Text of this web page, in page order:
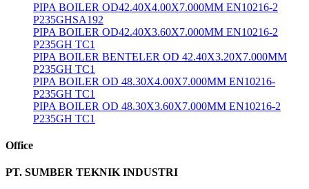
PIPA BOILER OD42.40X4.00X7.000MM EN10216-2
P235GHSA192
PIPA BOILER OD42.40X3.60X7.000MM EN10216-2
P235GH TC1
PIPA BOILER BENTELER OD 42.40X3.20X7.000MM
P235GH TC1
PIPA BOILER OD 48.30X4.00X7.000MM EN10216-
P235GH TC1
PIPA BOILER OD 48.30X3.60X7.000MM EN10216-2
P235GH TC1
Office
PT. SUMBER TEKNIK INDUSTRI